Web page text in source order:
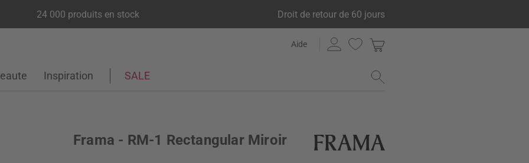
24 000 produits en stock Droit de retour de 60 jours
Aide
Inspiration SALE
Frama - RM-1 Rectangular Miroir